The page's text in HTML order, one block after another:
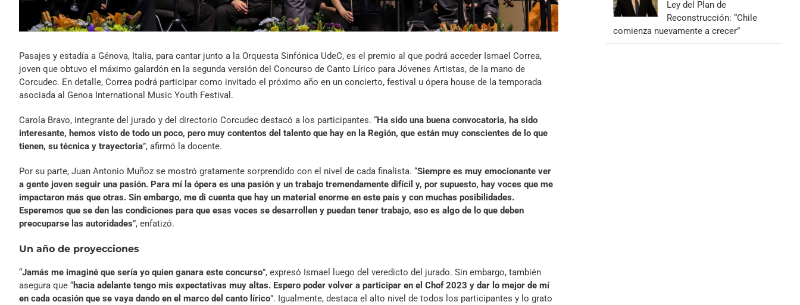
Pasajes y estadía a Génova, Italia, para cantar junto a la Orquesta Sinfónica UdeC, es el premio al que podrá acceder Ismael Correa,
joven que obtuvo el máximo galardón en la segunda versión del Concurso de Canto Lírico para Jóvenes Artistas, de la mano de
Corcudec. En detalle, Correa podrá participar como invitado el próximo año en un concierto, festival u ópera house de la temporada
asociada al Genoa International Music Youth Festival.
Carola Bravo, integrante del jurado y del directorio Corcudec destacó a los participantes. “Ha sido una buena convocatoria, ha sido
interesante, hemos visto de todo un poco, pero muy contentos del talento que hay en la Región, que están muy conscientes de lo que
tienen, su técnica y trayectoria”, afirmó la docente.
Por su parte, Juan Antonio Muñoz se mostró gratamente sorprendido con el nivel de cada finalista. “Siempre es muy emocionante ver
a gente joven seguir una pasión. Para mí la ópera es una pasión y un trabajo tremendamente difícil y, por supuesto, hay voces que me
impactaron más que otras. Sin embargo, me di cuenta que hay un material enorme en este país y con muchas posibilidades.
Esperemos que se den las condiciones para que esas voces se desarrollen y puedan tener trabajo, eso es algo de lo que deben
preocuparse las autoridades”, enfatizó.
Un año de proyecciones
“Jamás me imaginé que sería yo quien ganara este concurso”, expresó Ismael luego del veredicto del jurado. Sin embargo, también
asegura que “hacia adelante tengo mis expectativas muy altas. Espero poder volver a participar en el Chof 2023 y dar lo mejor de mí
en cada ocasión que se vaya dando en el marco del canto lírico”. Igualmente, destaca el alto nivel de todos los participantes y lo grato
Ley del Plan de
Reconstrucción: “Chile
comienza nuevamente a crecer”